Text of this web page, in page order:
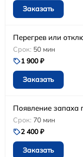
Заказать
Перегрев или
50 мин
1 900 ₽
Заказать
Появление запаха
70 мин
2 400 ₽
Заказать